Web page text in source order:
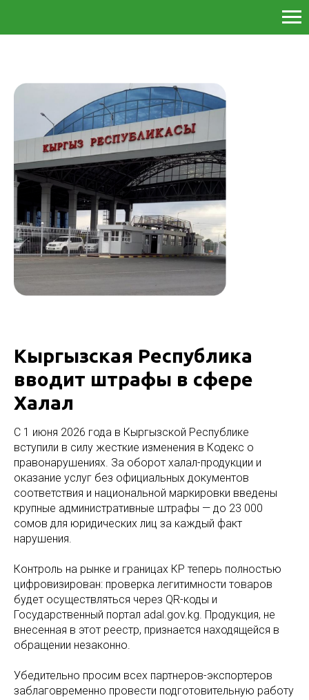
Кыргызская Республика
вводит штрафы в сфере
Халал
С 1 июня 2026 года в Кыргызской Республике
вступили в силу жесткие изменения в Кодекс о
правонарушениях. За оборот халал-продукции и
оказание услуг без официальных документов
соответствия и национальной маркировки введены
крупные административные штрафы — до 23 000
сомов для юридических лиц за каждый факт
нарушения.
Контроль на рынке и границах КР теперь полностью
цифровизирован: проверка легитимности товаров
будет осуществляться через QR-коды и
Государственный портал adal.gov.kg. Продукция, не
внесенная в этот реестр, признается находящейся в
обращении незаконно.
Убедительно просим всех партнеров-экспортеров
заблаговременно провести подготовительную работу